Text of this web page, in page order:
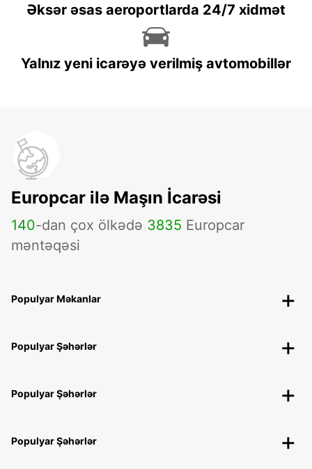
Əksər əsas aeroportlarda 24/7 xidmət
Yalnız yeni icarəyə verilmiş avtomobillər
Europcar ilə Maşın İcarəsi
140-dan çox ölkədə 3835 Europcar
məntəqəsi
Populyar Məkanlar
Populyar Şəhərlər
Populyar Şəhərlər
Populyar Şəhərlər